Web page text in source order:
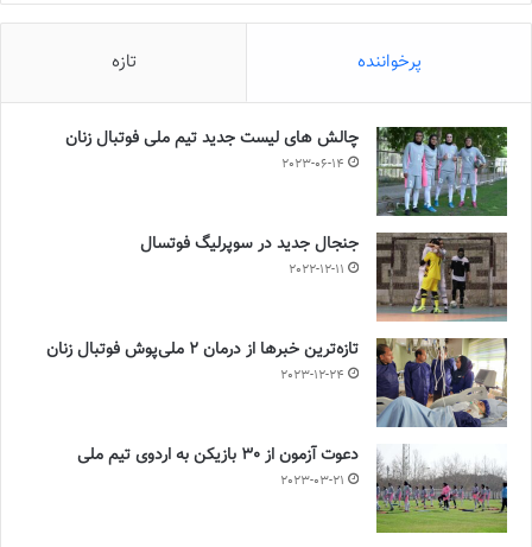
پرخواننده تازه
چالش هاى ليست جدید تيم ملى فوتبال زنان
2023-06-14
جنجال جدید در سوپرلیگ فوتسال
2022-12-11
تازه‌ترین خبرها از درمان ۲ ملی‌پوش فوتبال زنان
2023-12-24
دعوت آزمون از 30 بازیکن به اردوی تیم ملی
2023-03-21